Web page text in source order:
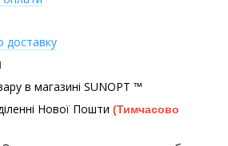
доставку
в магазині SUNOPT ™
Нової Пошти (Тимчасово